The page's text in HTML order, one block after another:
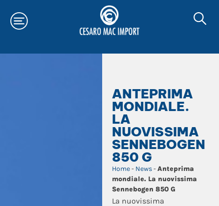
ANTEPRIMA
MONDIALE.
LA
NUOVISSIMA
SENNEBOGEN
850 G
Home- News-Anteprima
mondiale. La nuovissima
Sennebogen 850 G
La nuovissima